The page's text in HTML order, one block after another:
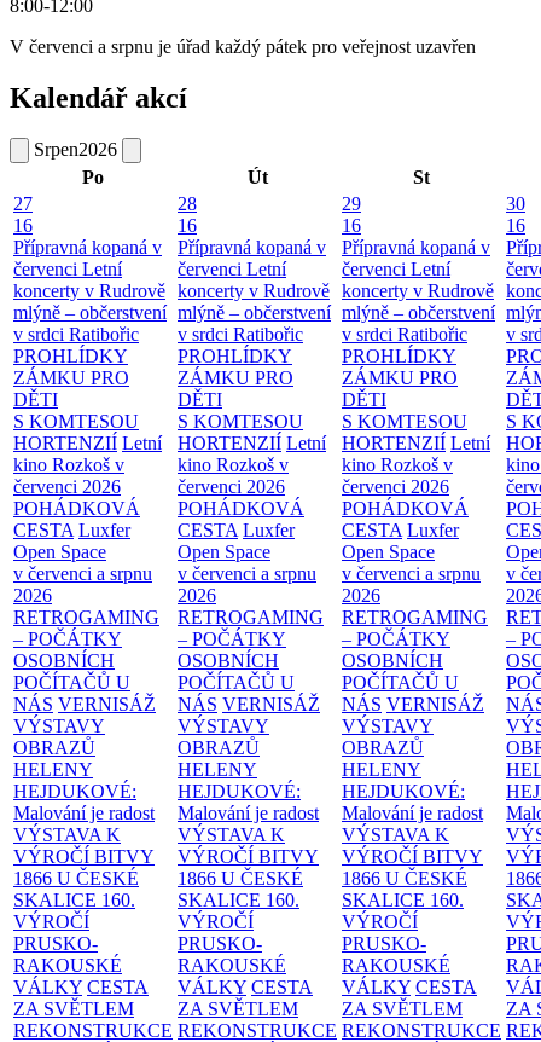
8:00-12:00
V červenci a srpnu je úřad každý pátek pro veřejnost uzavřen
Kalendář akcí
Srpen2026
Po
Út
St
27
16
Přípravná kopaná v
červenci Letní
koncerty v Rudrově
mlýně – občerstvení
v srdci Ratibořic
PROHLÍDKY
ZÁMKU PRO
DĚTI
S KOMTESOU
HORTENZIÍ Letní
kino Rozkoš v
červenci 2026
POHÁDKOVÁ
CESTA Luxfer
Open Space
v červenci a srpnu
2026
RETROGAMING
– POČÁTKY
OSOBNÍCH
POČÍTAČŮ U
NÁS VERNISÁŽ
VÝSTAVY
OBRAZŮ
HELENY
HEJDUKOVÉ:
Malování je radost
VÝSTAVA K
VÝROČÍ BITVY
1866 U ČESKÉ
SKALICE 160.
VÝROČÍ
PRUSKO-
RAKOUSKÉ
VÁLKY CESTA
ZA SVĚTLEM
REKONSTRUKCE
28
16
Přípravná kopaná v
červenci Letní
koncerty v Rudrově
mlýně – občerstvení
v srdci Ratibořic
PROHLÍDKY
ZÁMKU PRO
DĚTI
S KOMTESOU
HORTENZIÍ Letní
kino Rozkoš v
červenci 2026
POHÁDKOVÁ
CESTA Luxfer
Open Space
v červenci a srpnu
2026
RETROGAMING
– POČÁTKY
OSOBNÍCH
POČÍTAČŮ U
NÁS VERNISÁŽ
VÝSTAVY
OBRAZŮ
HELENY
HEJDUKOVÉ:
Malování je radost
VÝSTAVA K
VÝROČÍ BITVY
1866 U ČESKÉ
SKALICE 160.
VÝROČÍ
PRUSKO-
RAKOUSKÉ
VÁLKY CESTA
ZA SVĚTLEM
REKONSTRUKCE
29
16
Přípravná kopaná v
červenci Letní
koncerty v Rudrově
mlýně – občerstvení
v srdci Ratibořic
PROHLÍDKY
ZÁMKU PRO
DĚTI
S KOMTESOU
HORTENZIÍ Letní
kino Rozkoš v
červenci 2026
POHÁDKOVÁ
CESTA Luxfer
Open Space
v červenci a srpnu
2026
RETROGAMING
– POČÁTKY
OSOBNÍCH
POČÍTAČŮ U
NÁS VERNISÁŽ
VÝSTAVY
OBRAZŮ
HELENY
HEJDUKOVÉ:
Malování je radost
VÝSTAVA K
VÝROČÍ BITVY
1866 U ČESKÉ
SKALICE 160.
VÝROČÍ
PRUSKO-
RAKOUSKÉ
VÁLKY CESTA
ZA SVĚTLEM
REKONSTRUKCE
30
16
v
S
v
–
ZA